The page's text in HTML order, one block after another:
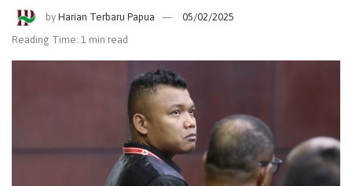
by Harian Terbaru Papua
05/02/2025
Reading Time: 1 min read